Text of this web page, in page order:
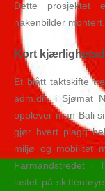
Dette prosjektet
nakenbilder montert.
Kort
Et blått taktskifte
adm.dir. i Sjømat
opplever man Bali
gjør hvert plagg
miljø og mobilitet
Farmandstredet i
lastet på